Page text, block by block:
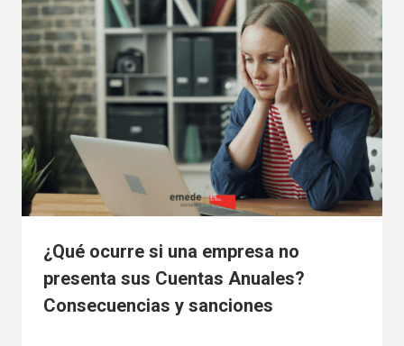
¿Qué ocurre si una empresa no
presenta sus Cuentas Anuales?
Consecuencias y sanciones